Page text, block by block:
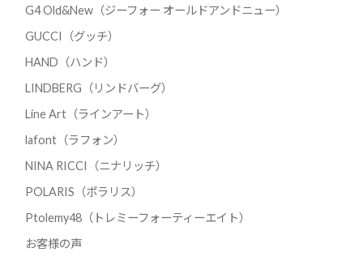
G4 Old&New（ジーフォー オールドアンドニュー）
GUCCI（グッチ）
HAND（ハンド）
LINDBERG（リンドバーグ）
Line Art（ラインアート）
lafont（ラフォン）
NINA RICCI（ニナリッチ）
POLARIS（ポラリス）
Ptolemy48（トレミーフォーティーエイト）
お客様の声